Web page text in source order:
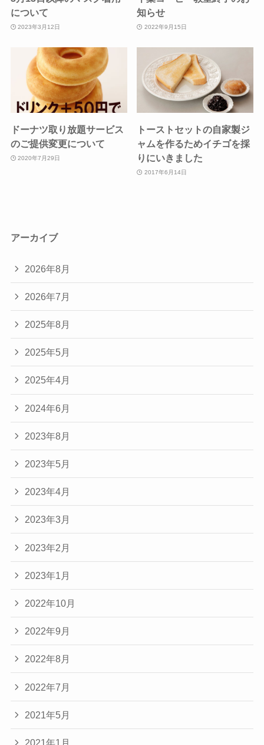
について
2023年3月12日
知らせ
2022年9月15日
ドーナツ取り放題サービス
のご提供変更について
2020年7月29日
トーストセットの自家製ジ
ャムを作るためイチゴを採
りにいきました
2017年6月14日
アーカイブ
2026年8月
2026年7月
2025年8月
2025年5月
2025年4月
2024年6月
2023年8月
2023年5月
2023年4月
2023年3月
2023年2月
2023年1月
2022年10月
2022年9月
2022年8月
2022年7月
2021年5月
2021年1月